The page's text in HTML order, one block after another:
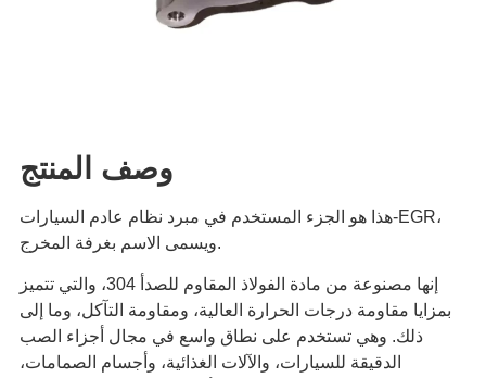
وصف المنتج
هذا هو الجزء المستخدم في مبرد نظام عادم السيارات-EGR،
ويسمى الاسم بغرفة المخرج.
إنها مصنوعة من مادة الفولاذ المقاوم للصدأ 304، والتي تتميز
بمزايا مقاومة درجات الحرارة العالية، ومقاومة التآكل، وما إلى
ذلك. وهي تستخدم على نطاق واسع في مجال أجزاء الصب
الدقيقة للسيارات، والآلات الغذائية، وأجسام الصمامات،